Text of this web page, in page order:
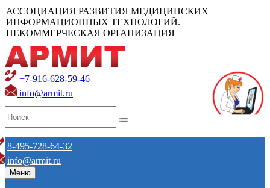
АССОЦИАЦИЯ РАЗВИТИЯ МЕДИЦИНСКИХ
ИНФОРМАЦИОННЫХ ТЕХНОЛОГИЙ.
НЕКОММЕРЧЕСКАЯ ОРГАНИЗАЦИЯ
+7-916-628-59-46
info@armit.ru
8-495-728-64-32
info@armit.ru
Меню